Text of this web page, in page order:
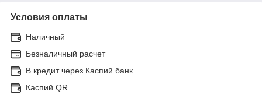
Условия оплаты
Наличный
Безналичный расчет
В кредит через Каспий банк
Каспий QR